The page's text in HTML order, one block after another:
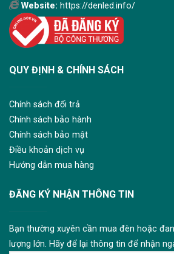
Website: https://denled.info/
QUY ĐỊNH & CHÍNH SÁCH
Chính sách đổi trả
Chính sách bảo hành
Chính sách bảo mật
Điều khoản dịch vụ
Hướng dẫn mua hàng
ĐĂNG KÝ NHẬN THÔNG TIN
Bạn thường xuyên cần mua đèn hoặc
lượng lớn. Hãy để lại thông tin để nhận